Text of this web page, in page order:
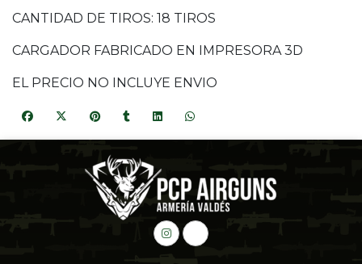
CANTIDAD DE TIROS: 18 TIROS
CARGADOR FABRICADO EN IMPRESORA 3D
EL PRECIO NO INCLUYE ENVIO